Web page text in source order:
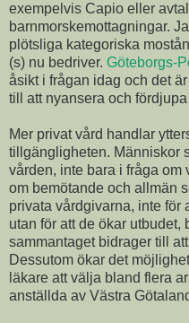
exempelvis Capio eller
barnmorskemottagningar.
plötsliga kategoriska
(s) nu bedriver. Göteborgs-
åsikt i frågan idag och det
till att nyansera och
Mer privat vård handlar
tillgängligheten. Människor
vården, inte bara i fråga om
om bemötande och allmän
privata vårdgivarna, inte för
utan för att de ökar
sammantaget bidrager till
Dessutom ökar det
läkare att välja bland flera
anställda av Västra